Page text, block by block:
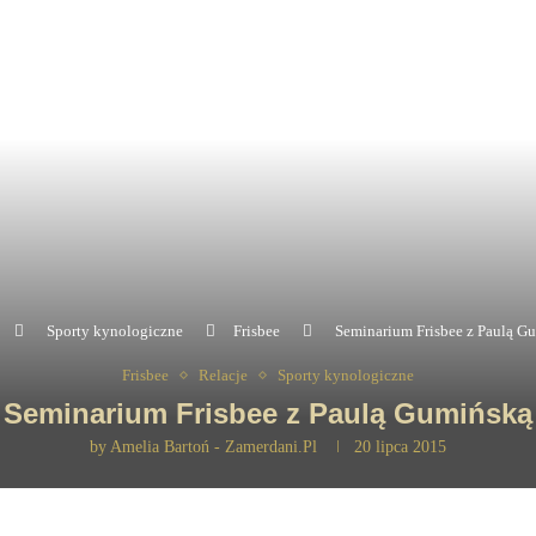
Sporty kynologiczne Frisbee Seminarium Frisbee z Paulą
Frisbee Relacje Sporty kynologiczne
Seminarium Frisbee z Paulą Gumińską
by Amelia Bartoń - Zamerdani.pl 20 lipca 2015